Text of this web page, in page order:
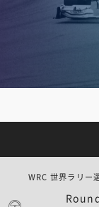
WRC 世界ラリ